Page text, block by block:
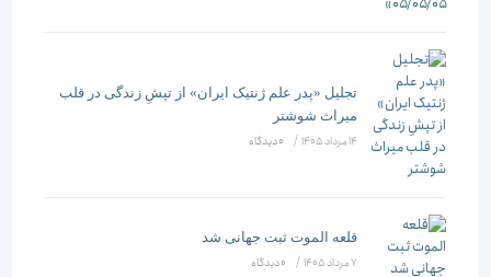
تجلیل «پدر علم ژنتیک ایران» از تپشِ زندگی در قلب
میراث شوشتر
/ ۰ دیدگاه
قلعه الموت ثبت جهانی شد
7 مرداد 1405 / ۰ دیدگاه